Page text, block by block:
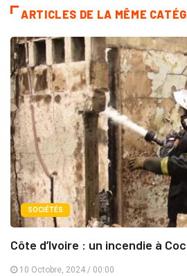
ARTICLES DE LA MÊME
SOCIÉTÉS
Côte d’Ivoire : un incendie à
10 Octobre, 2024 / 00:00